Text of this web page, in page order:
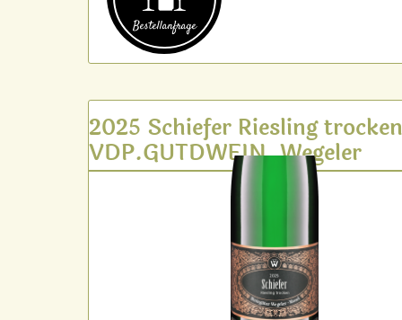
Bestell­anfrage
2025 Schiefer Riesling
VDP.GUTDWEIN, Wegeler